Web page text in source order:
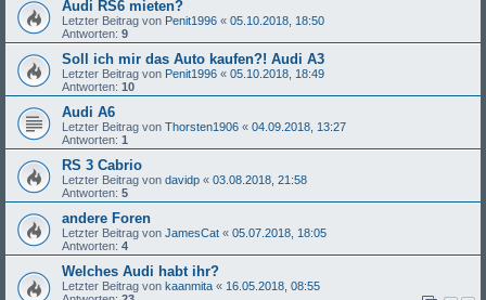
Audi RS6 mieten?
Letzter Beitrag von Penit1996 « 05.10.2018, 18:50
Antworten: 9
Soll ich mir das Auto kaufen?! Audi A3
Letzter Beitrag von Penit1996 « 05.10.2018, 18:49
Antworten: 10
Audi A6
Letzter Beitrag von Thorsten1906 « 04.09.2018, 13:27
Antworten: 1
RS 3 Cabrio
Letzter Beitrag von davidp « 03.08.2018, 21:58
Antworten: 5
andere Foren
Letzter Beitrag von JamesCat « 05.07.2018, 18:05
Antworten: 4
Welches Audi habt ihr?
Letzter Beitrag von kaanmita « 16.05.2018, 08:55